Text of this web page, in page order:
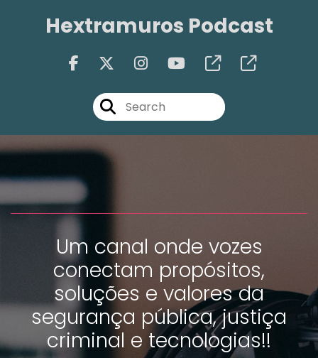
Hextramuros Podcast
Um canal onde vozes
conectam propósitos,
soluções e valores da
segurança pública, justiça
criminal e tecnologias!!